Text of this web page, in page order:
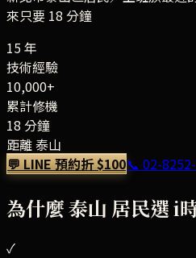
來只要 18 分鐘
15 年
技術經驗
10,000+
累計修機
18 分鐘
距離 泰山
💬 LINE 預約折 $100📞 02-
為什麼泰山 居民選 i
✓